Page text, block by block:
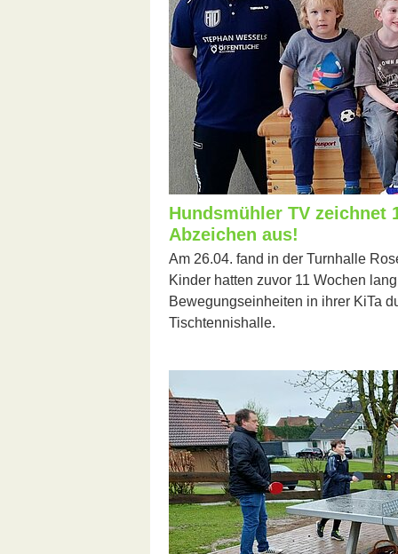
Hundsmühler TV zeichnet
Abzeichen aus!
Am 26.04. fand in der Turnhalle
Kinder hatten zuvor 11 Wochen
Bewegungseinheiten in ihrer KiTa
Tischtennishalle.